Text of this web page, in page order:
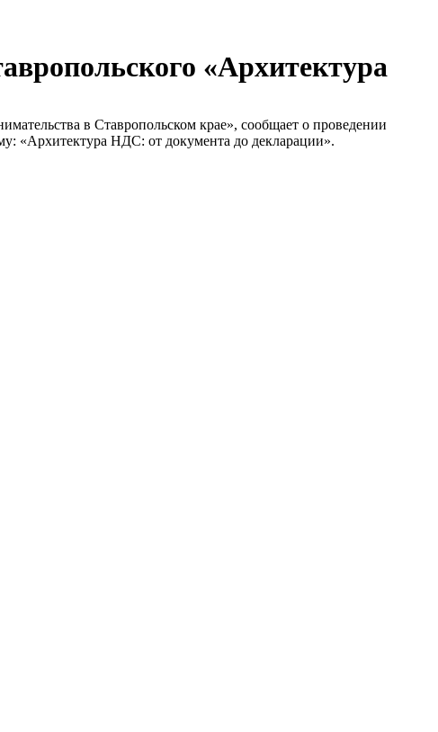
«Архитектура
в Ставропольском крае», сообщает о проведении
«Архитектура НДС: от документа до декларации».